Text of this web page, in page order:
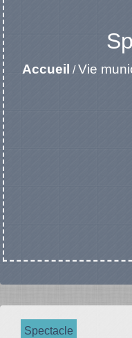
Accueil /Vie
Spectacle